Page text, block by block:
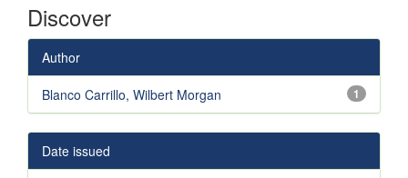
Discover
Author
1
Blanco Carrillo, Wilbert Morgan
Date issued